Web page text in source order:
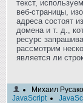
текст,
веб-страницы,
адреса состоят
домена и т. д.,
ресурс
рассмотрим
является ли
Михаил
JavaScript